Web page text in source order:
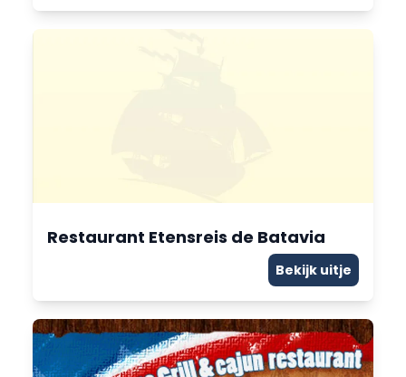
Restaurant Etensreis de Batavia
Bekijk uitje